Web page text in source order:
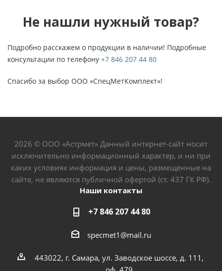
Не нашли нужный товар?
Подробно расскажем о продукции в наличии! Подробные
консультации по телефону +7 846 207 44 80
Спасибо за выбор ООО «СпецМетКомплект»!
2026 © ООО «Астрмет» Данный интернет-сайт носит
исключительно информационный характер, и ни при
каких условиях информация и цены, размещенные на
сайте, не являются публичной офертой (ст. 437 ГК РФ).
Наши контакты
+7 846 207 44 80
specmet1@mail.ru
443022, г. Самара, ул. Заводское шоссе, д. 111,